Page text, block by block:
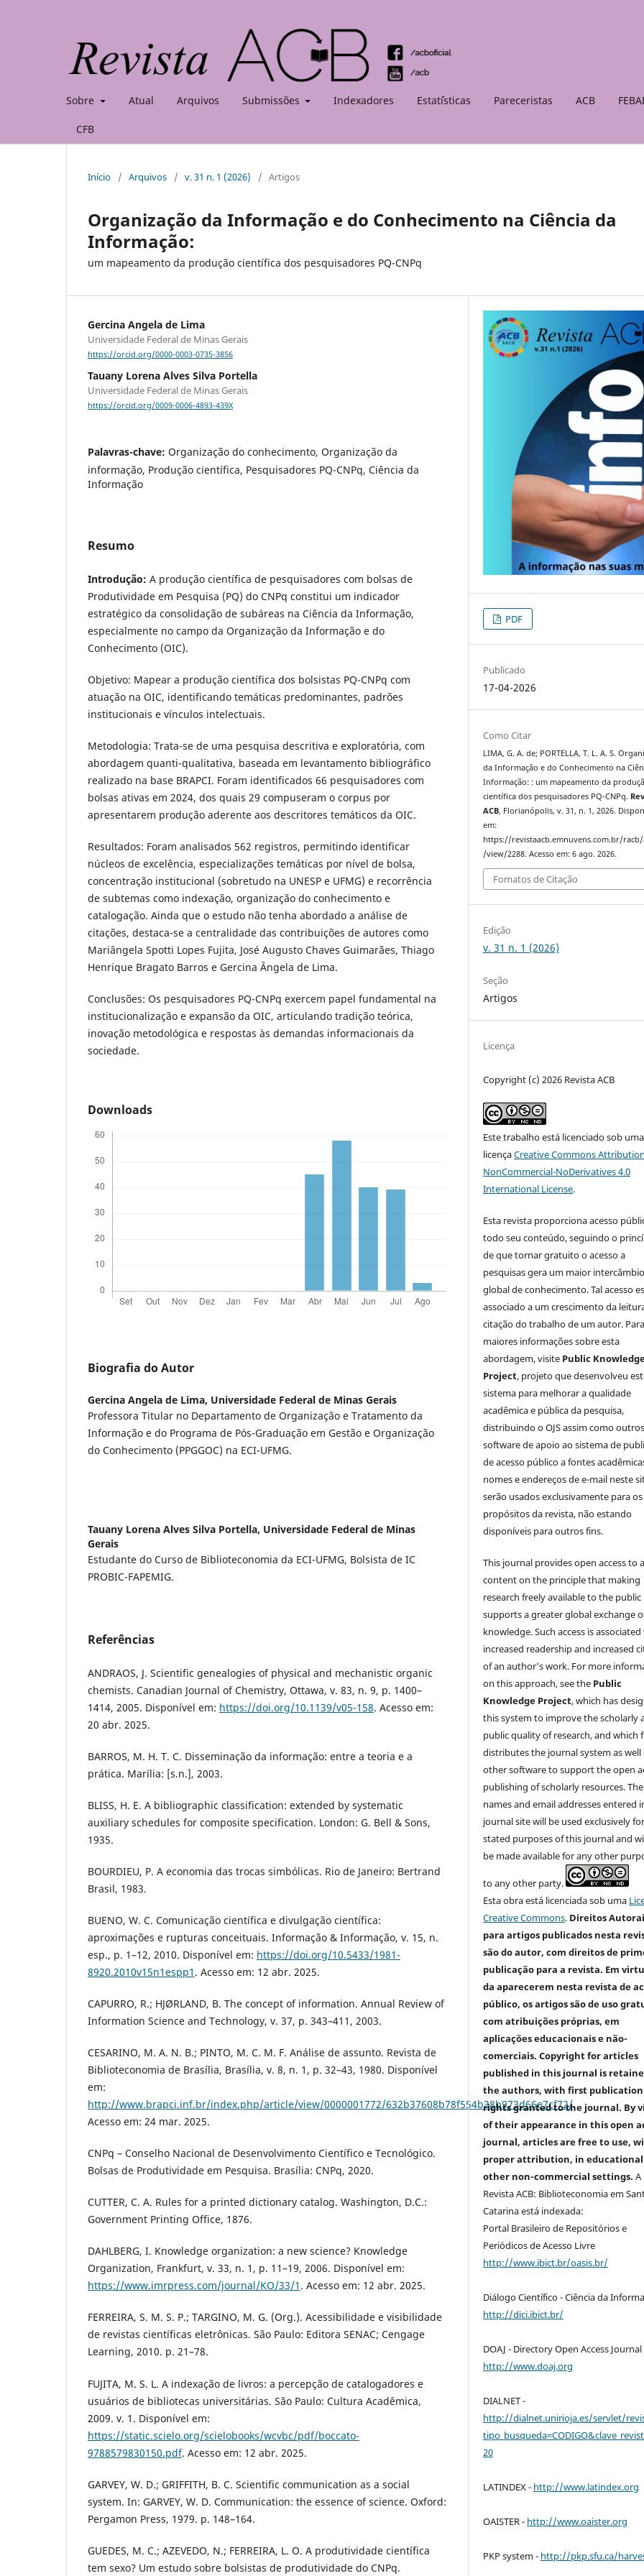
Sobre Atual Arquivos Submissões Indexadores Estat´ísticas Pareceristas ACB
CFB
Início / Arquivos / v. 31 n. 1 (2026) / Artigos
Organização da Informação e do Conhecimento na Ciência da
Informação:
um mapeamento da produção científica dos pesquisadores PQ-CNPq
Gercina Angela de Lima
Universidade Federal de Minas Gerais
https://orcid.org/0000-0003-0735-3856
Tauany Lorena Alves Silva Portella
Universidade Federal de Minas Gerais
https://orcid.org/0009-0006-4893-439X
Palavras-chave: Organização do conhecimento, Organização da
informação, Produção científica, Pesquisadores PQ-CNPq, Ciência da
Informação
Resumo
Introdução: A produção científica de pesquisadores com bolsas de
Produtividade em Pesquisa (PQ) do CNPq constitui um indicador
estratégico da consolidação de subáreas na Ciência da Informação,
especialmente no campo da Organização da Informação e do
Conhecimento (OIC).
Objetivo: Mapear a produção científica dos bolsistas PQ-CNPq com
atuação na OIC, identificando temáticas predominantes, padrões
institucionais e vínculos intelectuais.
Metodologia: Trata-se de uma pesquisa descritiva e exploratória, com
abordagem quanti-qualitativa, baseada em levantamento bibliográfico
realizado na base BRAPCI. Foram identificados 66 pesquisadores com
bolsas ativas em 2024, dos quais 29 compuseram o corpus por
apresentarem produção aderente aos descritores temáticos da OIC.
Resultados: Foram analisados 562 registros, permitindo identificar
núcleos de excelência, especializações temáticas por nível de bolsa,
concentração institucional (sobretudo na UNESP e UFMG) e recorrência
de subtemas como indexação, organização do conhecimento e
catalogação. Ainda que o estudo não tenha abordado a análise de
citações, destaca-se a centralidade das contribuições de autores como
Mariângela Spotti Lopes Fujita, José Augusto Chaves Guimarães, Thiago
Henrique Bragato Barros e Gercina Ângela de Lima.
Conclusões: Os pesquisadores PQ-CNPq exercem papel fundamental na
institucionalização e expansão da OIC, articulando tradição teórica,
inovação metodológica e respostas às demandas informacionais da
sociedade.
Downloads
Biografia do Autor
Gercina Angela de Lima, Universidade Federal de Minas Gerais
Professora Titular no Departamento de Organização e Tratamento da
Informação e do Programa de Pós-Graduação em Gestão e Organização
do Conhecimento (PPGGOC) na ECI-UFMG.
Tauany Lorena Alves Silva Portella, Universidade Federal de Minas
Gerais
Estudante do Curso de Biblioteconomia da ECI-UFMG, Bolsista de IC
PROBIC-FAPEMIG.
Referências
ANDRAOS, J. Scientific genealogies of physical and mechanistic organic
chemists. Canadian Journal of Chemistry, Ottawa, v. 83, n. 9, p. 1400–
1414, 2005. Disponível em: https://doi.org/10.1139/v05-158. Acesso em:
20 abr. 2025.
BARROS, M. H. T. C. Disseminação da informação: entre a teoria e a
prática. Marília: [s.n.], 2003.
BLISS, H. E. A bibliographic classification: extended by systematic
auxiliary schedules for composite specification. London: G. Bell & Sons,
1935.
BOURDIEU, P. A economia das trocas simbólicas. Rio de Janeiro: Bertrand
Brasil, 1983.
BUENO, W. C. Comunicação científica e divulgação científica:
aproximações e rupturas conceituais. Informação & Informação, v. 15, n.
esp., p. 1–12, 2010. Disponível em: https://doi.org/10.5433/1981-
8920.2010v15n1espp1 . Acesso em: 12 abr. 2025.
CAPURRO, R.; HJØRLAND, B. The concept of information. Annual Review of
Information Science and Technology, v. 37, p. 343–411, 2003.
CESARINO, M. A. N. B.; PINTO, M. C. M. F. Análise de assunto. Revista de
Biblioteconomia de Brasília, Brasília, v. 8, n. 1, p. 32–43, 1980. Disponível
em:
http://www.brapci.inf.br/index.php/article/view/0000001772/632b37608b78f554b38b973d66e7cf72/.
Acesso em: 24 mar. 2025.
CNPq – Conselho Nacional de Desenvolvimento Científico e Tecnológico.
Bolsas de Produtividade em Pesquisa. Brasília: CNPq, 2020.
CUTTER, C. A. Rules for a printed dictionary catalog. Washington, D.C.:
Government Printing Office, 1876.
DAHLBERG, I. Knowledge organization: a new science? Knowledge
Organization, Frankfurt, v. 33, n. 1, p. 11–19, 2006. Disponível em:
https://www.imrpress.com/journal/KO/33/1 . Acesso em: 12 abr. 2025.
FERREIRA, S. M. S. P.; TARGINO, M. G. (Org.). Acessibilidade e visibilidade
de revistas científicas eletrônicas. São Paulo: Editora SENAC; Cengage
Learning, 2010. p. 21–78.
FUJITA, M. S. L. A indexação de livros: a percepção de catalogadores e
usuários de bibliotecas universitárias. São Paulo: Cultura Acadêmica,
2009. v. 1. Disponível em:
https://static.scielo.org/scielobooks/wcvbc/pdf/boccato-
9788579830150.pdf. Acesso em: 12 abr. 2025.
GARVEY, W. D.; GRIFFITH, B. C. Scientific communication as a social
system. In: GARVEY, W. D. Communication: the essence of science. Oxford:
Pergamon Press, 1979. p. 148–164.
GUEDES, M. C.; AZEVEDO, N.; FERREIRA, L. O. A produtividade científica
tem sexo? Um estudo sobre bolsistas de produtividade do CNPq.
PDF
Publicado
17-04-2026
Como Citar
LIMA, G. A. de; PORTELLA, T. L. A. S.
da Informação e do Conhecimento na
Informação: : um mapeamento da
científica dos pesquisadores PQ-CNPq.
ACB, Florianópolis, v. 31, n. 1, 2026.
em:
https://revistaacb.emnuvens.com.br/
/view/2288. Acesso em: 6 ago. 2026.
Fomatos de Citação
Edição
v. 31 n. 1 (2026)
Seção
Artigos
Licença
Copyright (c) 2026 Revista ACB
Este trabalho está licenciado sob uma
licençaCreative Commons
NonCommercial-NoDerivatives 4.0
International License.
Esta revista proporciona acesso
todo seu conteúdo, seguindo o
de que tornar gratuito o acesso a
pesquisas gera um maior intercâmbio
global de conhecimento. Tal acesso
associado a um crescimento da
citação do trabalho de um autor. Para
maiores informações sobre esta
abordagem, visite Public
Project, projeto que desenvolveu
sistema para melhorar a qualidade
acadêmica e pública da pesquisa,
distribuindo o OJS assim como outros
software de apoio ao sistema de
de acesso público a fontes
nomes e endereços de e-mail neste
serão usados exclusivamente para os
propósitos da revista, não estando
disponíveis para outros fins.
This journal provides open access to
content on the principle that making
research freely available to the public
supports a greater global exchange
knowledge. Such access is
increased readership and increased
of an author's work. For more
on this approach, see the Public
Knowledge Project, which has
this system to improve the scholarly
public quality of research, and which
distributes the journal system as well
other software to support the open
publishing of scholarly resources. The
names and email addresses entered
journal site will be used exclusively
stated purposes of this journal and
be made available for any other
to any other party.
Esta obra está licenciada sob uma
Creative Commons. Direitos
para artigos publicados nesta
são do autor, com direitos de
publicação para a revista. Em
da aparecerem nesta revista de
público, os artigos são de uso
com atribuições próprias, em
aplicações educacionais e não-
comerciais. Copyright for articles
published in this journal is
the authors, with first publication
rights granted to the journal. By
of their appearance in this open
journal, articles are free to use,
proper attribution, in
other non-commercial settings.A
Revista ACB: Biblioteconomia em
Catarina está indexada:
Portal Brasileiro de Repositórios e
Periódicos de Acesso Livre
http://www.ibict.br/oasis.br/
Diálogo Científico - Ciência da
http://dici.ibict.br/
DOAJ - Directory Open Access Journal
http://www.doaj.org
DIALNET -
http://dialnet.unirioja.es/servlet/
20
LATINDEX - http://www.latindex.org
OAISTER - http://www.oaister.org
PKP system - http://pkp.sfu.ca/